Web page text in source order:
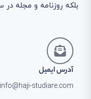
بلکه روزنامه و مجله
آدرس ایمیل
info@haji-studiare.com